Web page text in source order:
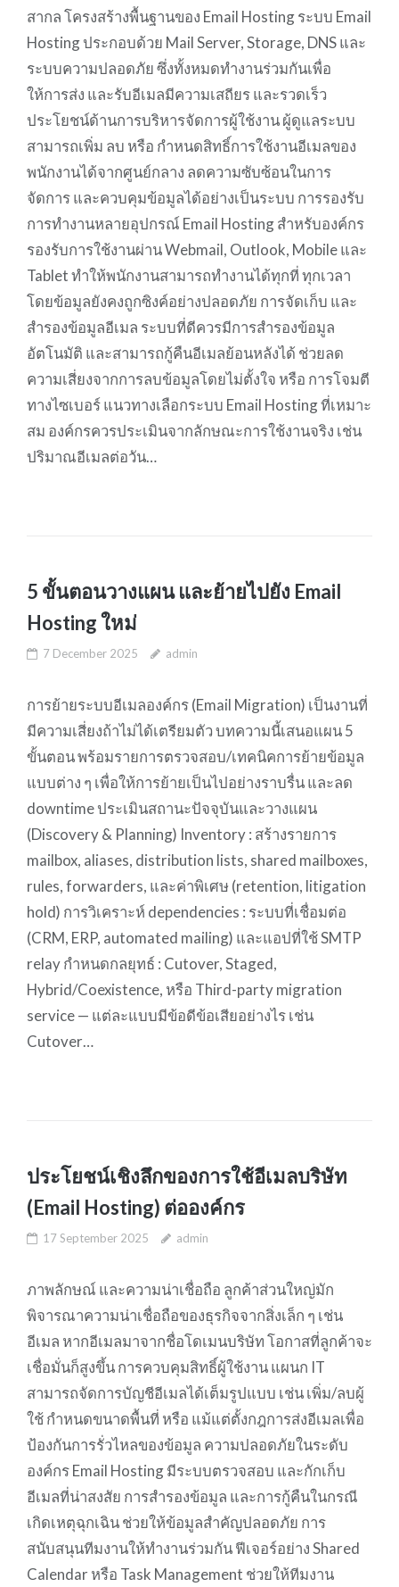
สากล โครงสร้างพื้นฐานของ Email Hosting ระบบ Email
Hosting ประกอบด้วย Mail Server, Storage, DNS และ
ระบบความปลอดภัย ซึ่งทั้งหมดทำงานร่วมกันเพื่อ
ให้การส่ง และรับอีเมลมีความเสถียร และรวดเร็ว
ประโยชน์ด้านการบริหารจัดการผู้ใช้งาน ผู้ดูแลระบบ
สามารถเพิ่ม ลบ หรือ กำหนดสิทธิ์การใช้งานอีเมลของ
พนักงานได้จากศูนย์กลาง ลดความซับซ้อนในการ
จัดการ และควบคุมข้อมูลได้อย่างเป็นระบบ การรองรับ
การทำงานหลายอุปกรณ์ Email Hosting สำหรับองค์กร
รองรับการใช้งานผ่าน Webmail, Outlook, Mobile และ
Tablet ทำให้พนักงานสามารถทำงานได้ทุกที่ ทุกเวลา
โดยข้อมูลยังคงถูกซิงค์อย่างปลอดภัย การจัดเก็บ และ
สำรองข้อมูลอีเมล ระบบที่ดีควรมีการสำรองข้อมูล
อัตโนมัติ และสามารถกู้คืนอีเมลย้อนหลังได้ ช่วยลด
ความเสี่ยงจากการลบข้อมูลโดยไม่ตั้งใจ หรือ การโจมตี
ทางไซเบอร์ แนวทางเลือกระบบ Email Hosting ที่เหมาะ
สม องค์กรควรประเมินจากลักษณะการใช้งานจริง เช่น
ปริมาณอีเมลต่อวัน…
5 ขั้นตอนวางแผน และย้ายไปยัง Email
Hosting ใหม่
7 December 2025 admin
การย้ายระบบอีเมลองค์กร (Email Migration) เป็นงานที่
มีความเสี่ยงถ้าไม่ได้เตรียมตัว บทความนี้เสนอแผน 5
ขั้นตอน พร้อมรายการตรวจสอบ/เทคนิคการย้ายข้อมูล
แบบต่าง ๆ เพื่อให้การย้ายเป็นไปอย่างราบรื่น และลด
downtime ประเมินสถานะปัจจุบันและวางแผน
(Discovery & Planning) Inventory : สร้างรายการ
mailbox, aliases, distribution lists, shared mailboxes,
rules, forwarders, และค่าพิเศษ (retention, litigation
hold) การวิเคราะห์ dependencies : ระบบที่เชื่อมต่อ
(CRM, ERP, automated mailing) และแอปที่ใช้ SMTP
relay กำหนดกลยุทธ์ : Cutover, Staged,
Hybrid/Coexistence, หรือ Third-party migration
service — แต่ละแบบมีข้อดีข้อเสียอย่างไร เช่น
Cutover…
ประโยชน์เชิงลึกของการใช้อีเมลบริษัท
(Email Hosting) ต่อองค์กร
17 September 2025 admin
ภาพลักษณ์ และความน่าเชื่อถือ ลูกค้าส่วนใหญ่มัก
พิจารณาความน่าเชื่อถือของธุรกิจจากสิ่งเล็ก ๆ เช่น
อีเมล หากอีเมลมาจากชื่อโดเมนบริษัท โอกาสที่ลูกค้าจะ
เชื่อมั่นก็สูงขึ้น การควบคุมสิทธิ์ผู้ใช้งาน แผนก IT
สามารถจัดการบัญชีอีเมลได้เต็มรูปแบบ เช่น เพิ่ม/ลบผู้
ใช้ กำหนดขนาดพื้นที่ หรือ แม้แต่ตั้งกฎการส่งอีเมลเพื่อ
ป้องกันการรั่วไหลของข้อมูล ความปลอดภัยในระดับ
องค์กร Email Hosting มีระบบตรวจสอบ และกักเก็บ
อีเมลที่น่าสงสัย การสำรองข้อมูล และการกู้คืนในกรณี
เกิดเหตุฉุกเฉิน ช่วยให้ข้อมูลสำคัญปลอดภัย การ
สนับสนุนทีมงานให้ทำงานร่วมกัน ฟีเจอร์อย่าง Shared
Calendar หรือ Task Management ช่วยให้ทีมงาน